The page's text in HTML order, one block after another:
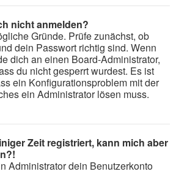
nicht anmelden?
Gründe. Prüfe zunächst, ob
dein Passwort richtig sind. Wenn
dich an einen Board-Administrator,
du nicht gesperrt wurdest. Es ist
ein Konfigurationsproblem mit der
ein Administrator lösen muss.
Zeit registriert, kann mich aber
Administrator dein Benutzerkonto